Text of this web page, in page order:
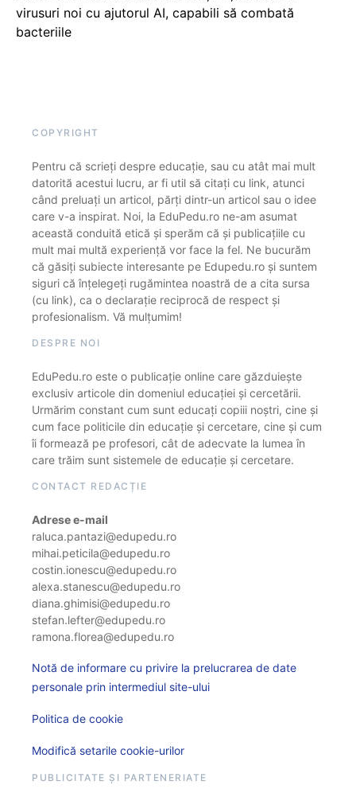
virusuri noi cu ajutorul AI, capabili să combată
bacteriile
COPYRIGHT
Pentru că scrieți despre educație, sau cu atât mai mult
datorită acestui lucru, ar fi util să citați cu link, atunci
când preluați un articol, părți dintr-un articol sau o idee
care v-a inspirat. Noi, la EduPedu.ro ne-am asumat
această conduită etică și sperăm că și publicațiile cu
mult mai multă experiență vor face la fel. Ne bucurăm
că găsiți subiecte interesante pe Edupedu.ro și suntem
siguri că înțelegeți rugămintea noastră de a cita sursa
(cu link), ca o declarație reciprocă de respect și
profesionalism. Vă mulțumim!
DESPRE NOI
EduPedu.ro este o publicație online care găzduiește
exclusiv articole din domeniul educației și cercetării.
Urmărim constant cum sunt educați copiii noștri, cine și
cum face politicile din educație și cercetare, cine și cum
îi formează pe profesori, cât de adecvate la lumea în
care trăim sunt sistemele de educație și cercetare.
CONTACT REDACȚIE
Adrese e-mail
raluca.pantazi@edupedu.ro
mihai.peticila@edupedu.ro
costin.ionescu@edupedu.ro
alexa.stanescu@edupedu.ro
diana.ghimisi@edupedu.ro
stefan.lefter@edupedu.ro
ramona.florea@edupedu.ro
Notă de informare cu privire la prelucrarea de date
personale prin intermediul site-ului
Politica de cookie
Modifică setarile cookie-urilor
PUBLICITATE ȘI PARTENERIATE